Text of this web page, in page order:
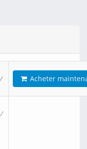
Acheter